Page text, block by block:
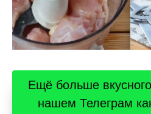
Ещё больше
нашем Телеграм